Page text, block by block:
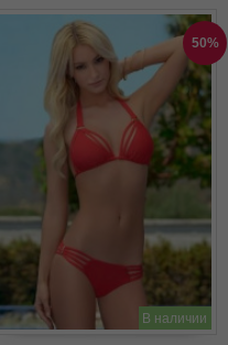
50%
В наличии